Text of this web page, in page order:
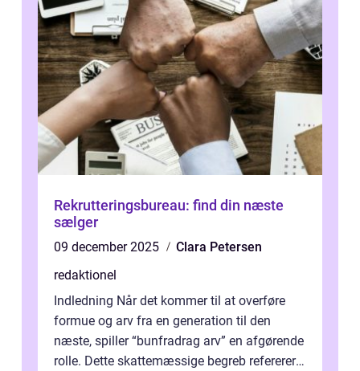
Rekrutteringsbureau: find din næste
sælger
09 december 2025
Clara Petersen
redaktionel
Indledning Når det kommer til at overføre
formue og arv fra en generation til den
næste, spiller “bunfradrag arv” en afgørende
rolle. Dette skattemæssige begreb refererer